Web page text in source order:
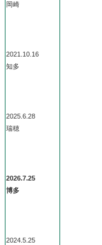
岡崎
2021.10.16
知多
2025.6.28
瑞穂
2026.7.25
博多
2024.5.25